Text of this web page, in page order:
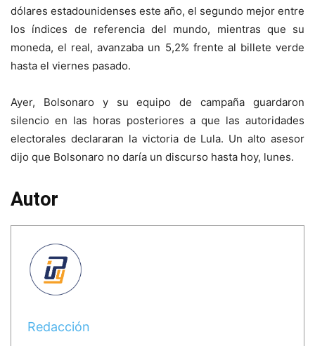
dólares estadounidenses este año, el segundo mejor entre
los índices de referencia del mundo, mientras que su
moneda, el real, avanzaba un 5,2% frente al billete verde
hasta el viernes pasado.
Ayer, Bolsonaro y su equipo de campaña guardaron
silencio en las horas posteriores a que las autoridades
electorales declararan la victoria de Lula. Un alto asesor
dijo que Bolsonaro no daría un discurso hasta hoy, lunes.
Autor
Redacción